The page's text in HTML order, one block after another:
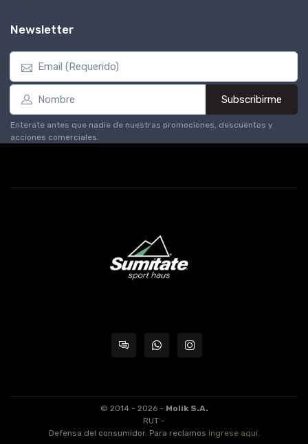
Newsletter
Subscribirme
Enterate antes que nadie de nuestras promociones, descuentos y
acciones comerciales.
© 2014 - 2026 - Molik S.A.
RUT -
Defensa del consumidor. Para reclamos ingrese aquí.